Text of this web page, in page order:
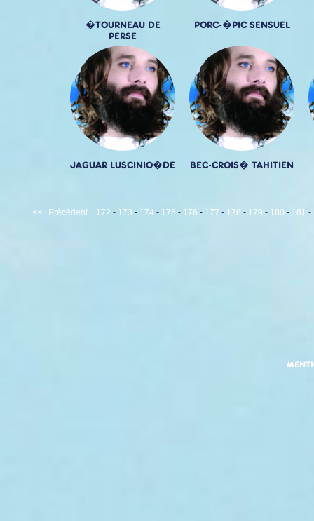
�TOURNEAU DE
PERSE
PORC-�PIC SENSUEL
JAGUAR LUSCINIO�DE BEC-CROIS� TAHITIEN
<< Précédent 172 - 173 - 174 - 175 - 176 - 177 - 178 - 179 - 180 - 181 -